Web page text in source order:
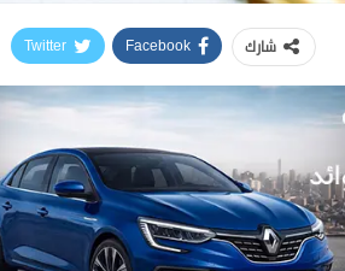
شارك Facebook
Twitter